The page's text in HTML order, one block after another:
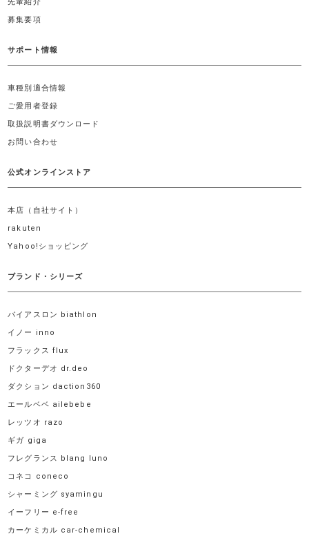
募集要項
サポート情報
車種別適合情報
ご愛用者登録
取扱説明書ダウンロード
お問い合わせ
公式オンラインストア
本店（自社サイト）
rakuten
Yahoo!ショッピング
ブランド・シリーズ
バイアスロン biathlon
イノー inno
フラックス flux
ドクターデオ dr.deo
ダクション daction360
エールベベ ailebebe
レッツオ razo
ギガ giga
フレグランス blang luno
コネコ coneco
シャーミング syamingu
イーフリー e-free
カーケミカル car-chemical